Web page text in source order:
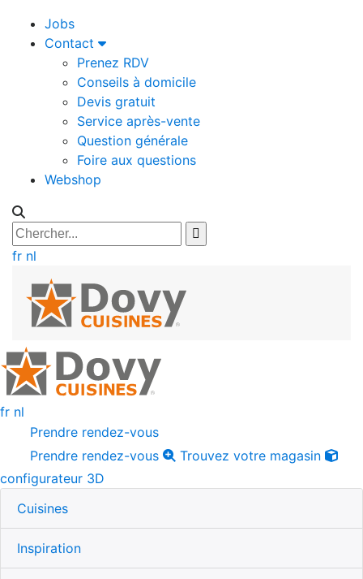
Jobs
Contact
Prenez RDV
Conseils à domicile
Devis gratuit
Service après-vente
Question générale
Foire aux questions
Webshop
fr nl
fr nl
Prendre rendez-vous
Prendre rendez-vous
Trouvez votre magasin
configurateur 3D
Cuisines
Inspiration